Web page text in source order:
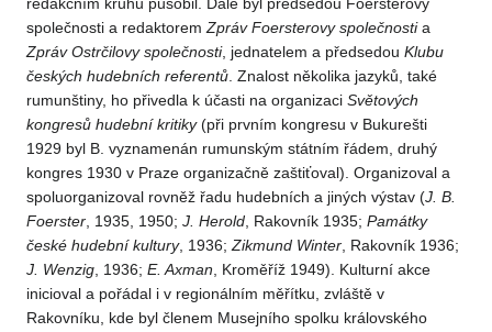
společnosti a redaktorem Zpráv Foersterovy společnostia
Zpráv Ostrčilovy společnosti, jednatelem a předsedou Klubu
českých hudebních referentů . Znalost několika jazyků, také
rumunštiny, ho přivedla k účasti na organizaci Světových
kongresů hudební kritiky(při prvním kongresu v Bukurešti
1929 byl B. vyznamenán rumunským státním řádem, druhý
kongres 1930 v Praze organizačně zaštiťoval). Organizoval a
spoluorganizoval rovněž řadu hudebních a jiných výstav (J. B.
Foerster , 1935, 1950; J. Herold , Rakovník 1935; Památky
české hudební kultury, 1936; Zikmund Winter , Rakovník 1936;
J. Wenzig , 1936; E. Axman , Kroměříž 1949). Kulturní akce
inicioval a pořádal i v regionálním měřítku, zvláště v
Rakovníku, kde byl členem Musejního spolku královského